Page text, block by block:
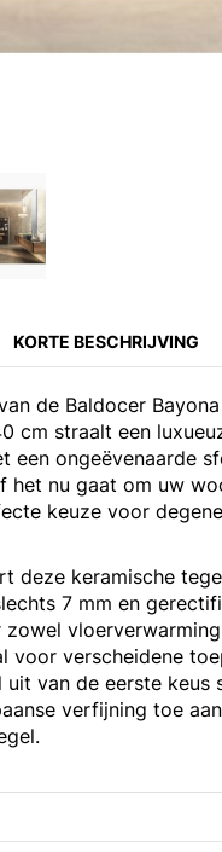
KORTE BESCHRIJVING
de Baldocer
cm straalt een
een ongeëvenaarde
het nu gaat om uw
keuze voor
deze keramische
7 mm en
voor verscheidene
van de eerste keus
verfijning toe